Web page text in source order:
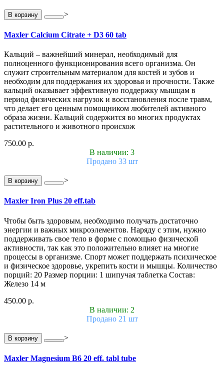
В корзину >
Maxler Calcium Citrate + D3 60 tab
Кальций – важнейший минерал, необходимый для
полноценного функционирования всего организма. Он
служит строительным материалом для костей и зубов и
необходим для поддержания их здоровья и прочности. Также
кальций оказывает эффективную поддержку мышцам в
период физических нагрузок и восстановления после травм,
что делает его ценным помощником любителей активного
образа жизни. Кальций содержится во многих продуктах
растительного и животного происхож
750.00 р.
В наличии: 3
Продано 33 шт
В корзину >
Maxler Iron Plus 20 eff.tab
Чтобы быть здоровым, необходимо получать достаточно
энергии и важных микроэлементов. Наряду с этим, нужно
поддерживать свое тело в форме с помощью физической
активности, так как это положительно влияет на многие
процессы в организме. Спорт может поддержать психическое
и физическое здоровье, укрепить кости и мышцы. Количество
порций: 20 Размер порции: 1 шипучая таблетка Состав:
Железо 14 м
450.00 р.
В наличии: 2
Продано 21 шт
В корзину >
Maxler Magnesium B6 20 eff. tabl tube